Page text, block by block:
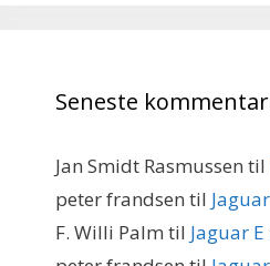
Seneste
Jan Smidt Rasmussen til
peter frandsen til
F. Willi Palm til Jaguar